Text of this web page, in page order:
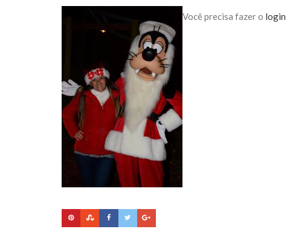
Você precisa fazer o login